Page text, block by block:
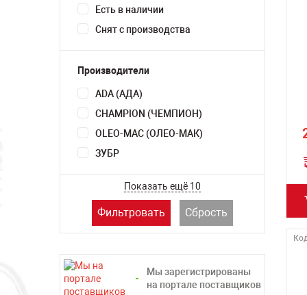
Есть в наличии
Снят с производства
Производители
ADA (АДА)
CHAMPION (ЧЕМПИОН)
OLEO-MAC (ОЛЕО-МАК)
ЗУБР
Показать ещё 10
Фильтровать Сбрость
Мы зарегистрированы
на портале поставщиков